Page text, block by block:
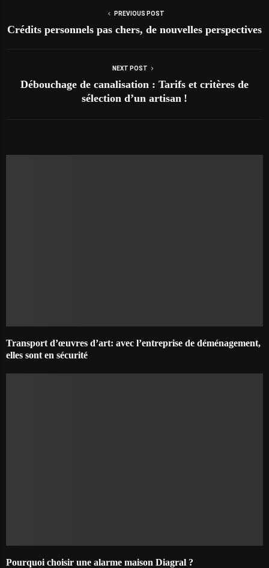
PREVIOUS POST
Crédits personnels pas chers, de nouvelles perspectives
NEXT POST
Débouchage de canalisation : Tarifs et critères de
sélection d’un artisan !
Transport d’œuvres d’art: avec l’entreprise de déménagement,
elles sont en sécurité
Pourquoi choisir une alarme maison Diagral ?